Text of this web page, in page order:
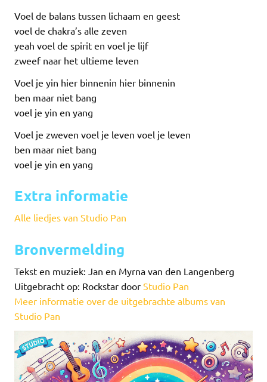
Voel de balans tussen lichaam en geest
voel de chakra’s alle zeven
yeah voel de spirit en voel je lijf
zweef naar het ultieme leven
Voel je yin hier binnenin hier binnenin
ben maar niet bang
voel je yin en yang
Voel je zweven voel je leven voel je leven
ben maar niet bang
voel je yin en yang
Extra informatie
Alle liedjes van Studio Pan
Bronvermelding
Tekst en muziek: Jan en Myrna van den Langenberg
Uitgebracht op: Rockstar door Studio Pan
Meer informatie over de uitgebrachte albums van
Studio Pan